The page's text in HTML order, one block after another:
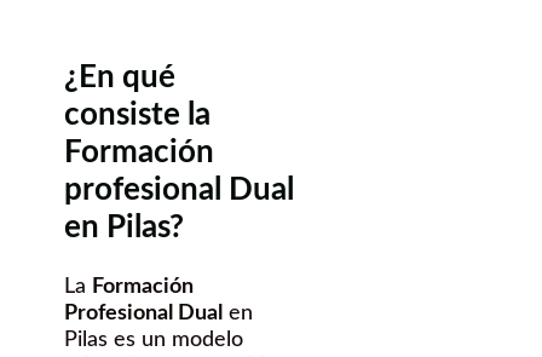
¿En qué
consiste la
Formación
profesional Dual
en Pilas?
La Formación
Profesional Dual en
Pilas es un modelo